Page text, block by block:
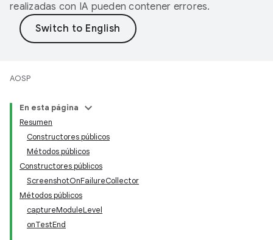
realizadas con IA pueden contener errores.
AOSP
En esta página
Resumen
Constructores públicos
Métodos públicos
Constructores públicos
ScreenshotOnFailureCollector
Métodos públicos
captureModuleLevel
onTestEnd